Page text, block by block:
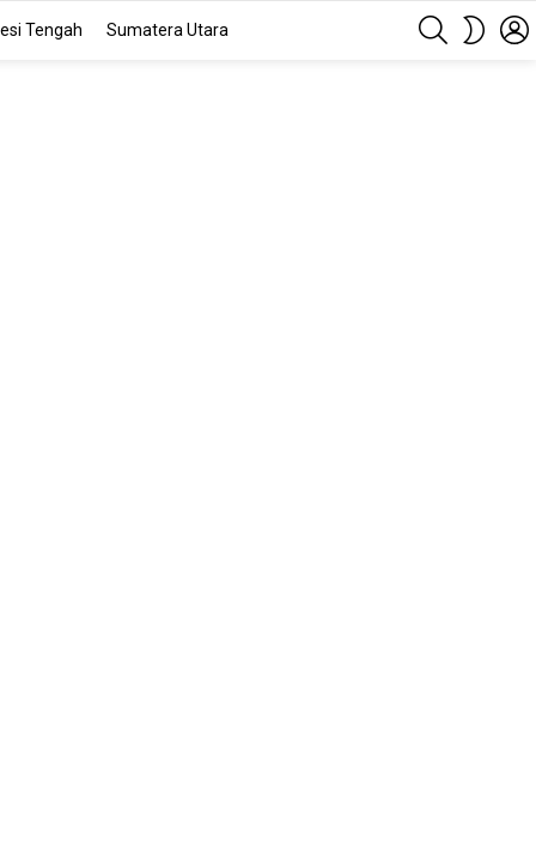
Tengah Sumatera Utara
SEARCH
SKIN